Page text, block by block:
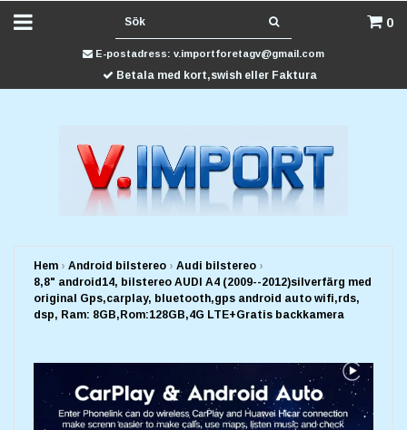
0
E-postadress: v.importforetagv@gmail.com
Betala med kort,swish eller Faktura
Hem › Android bilstereo › Audi bilstereo ›
8,8" android14, bilstereo AUDI A4 (2009--2012)silverfärg med
original Gps,carplay, bluetooth,gps android auto wifi,rds,
dsp, Ram: 8GB,Rom:128GB,4G LTE+Gratis backkamera